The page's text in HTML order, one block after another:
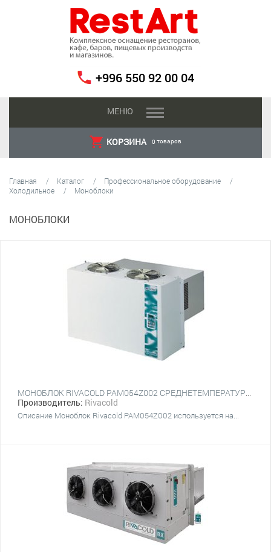
+996 550 92 00 04
МЕНЮ
КОРЗИНА 0 товаров
Главная Каталог
Профессиональное оборудование
Холодильное
Моноблоки
МОНОБЛОКИ
МОНОБЛОК RIVACOLD PAM054Z002 СРЕДНЕТЕМПЕРАТУРНЫЙ НАСТЕННЫЙ
Производитель: Rivacold
Описание Моноблок Rivacold PAM054Z002 используется на...